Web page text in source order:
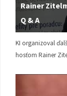
Rainer
Q & A
KI organizoval
hosťom Rainer